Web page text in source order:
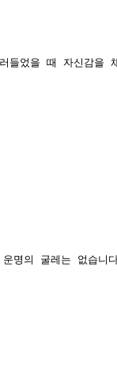
들었을 때 자신감
명의 굴레는 없습